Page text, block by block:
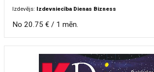
Izdevējs: Izdevniecība Dienas Bizness
No 20.75 € / 1 mēn.